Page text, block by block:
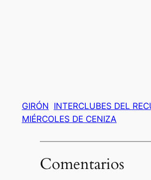
GIRÓN INTERCLUBES DEL
MIÉRCOLES DE CENIZA
Comentarios